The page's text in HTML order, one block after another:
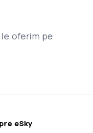
oferim pe
eSky